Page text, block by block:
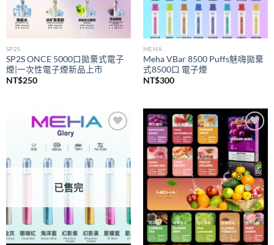
SP2S
SP2S ONCE 5000口拋棄式電子
煙|一次性電子煙新品上市
NT$250
MEHA
Meha VBar 8500 Puffs魅嗨拋棄
式8500口 電子煙
NT$300
wishlist
已售完
Add to
wishlist